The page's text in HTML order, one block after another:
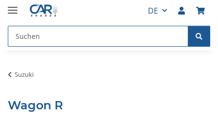
DE
Suzuki
Wagon R